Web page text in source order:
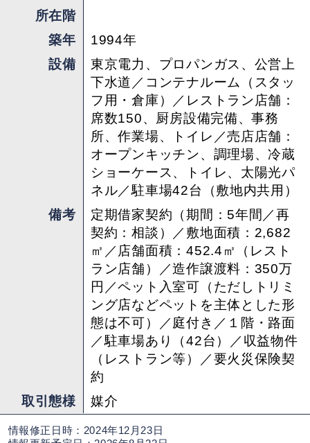
「条件の相談は受けますよ！」とオーナーから快
いひと言！色々なアイディアが浮かんだ事業関係
者の方、ご連絡をお待ちしております。
担当 ： haconiwa & SF
所在階
築年
1994年
設備
東京電力、プロパンガス、公営上
下水道／コンテナルーム（スタッ
フ用・倉庫）／レストラン店舗：
席数150、厨房設備完備、事務
所、作業場、トイレ／売店店舗：
オープンキッチン、調理場、冷蔵
ショーケース、トイレ、太陽光パ
ネル／駐車場42台（敷地内共用）
備考
定期借家契約（期間：5年間／再
契約：相談）／敷地面積：2,682
㎡／店舗面積：452.4㎡（レスト
ラン店舗）／造作譲渡料：350万
円／ペット入室可（ただしトリミ
ング店などペットを主体とした形
態は不可）／庭付き／１階・路面
／駐車場あり（42台）／収益物件
（レストラン等）／要火災保険契
約
取引態様
媒介
情報修正日時：2024年12月23日